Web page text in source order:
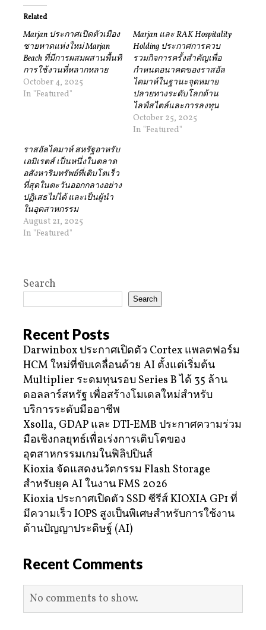
Related
Marjan ประกาศเปิดตัวเมือง
ชายหาดแห่งใหม่ Marjan
Beach ที่มีการผสมผสานพื้นที่
การใช้งานที่หลากหลาย
October 4, 2025
In "Featured"
Marjan และ RAK Hospitality
Holding ประกาศการควบ
รวมกิจการครั้งสำคัญเพื่อ
กำหนดอนาคตของราสอัล
ไคมาห์ในฐานะจุดหมาย
ปลายทางระดับโลกด้าน
ไลฟ์สไตล์และการลงทุน
October 25, 2025
In "Featured"
ราสอัลไคมาห์ สหรัฐอาหรับ
เอมิเรตส์ เป็นหนึ่งในตลาด
อสังหาริมทรัพย์ที่เติบโตเร็ว
ที่สุดในตะวันออกกลางอย่าง
ปฏิเสธไม่ได้ และเป็นผู้นำ
ในอุตสาหกรรม
August 21, 2025
In "Featured"
Search
Search
Recent Posts
Darwinbox ประกาศเปิดตัว Cortex แพลตฟอร์ม
HCM ใหม่ที่ขับเคลื่อนด้วย AI ตั้งแต่เริ่มต้น
Multiplier ระดมทุนรอบ Series B ได้ 35 ล้าน
ดอลลาร์สหรัฐ เพื่อสร้างโมเดลใหม่สำหรับ
บริการระดับมืออาชีพ
Xsolla, GDAP และ DTI-EMB ประกาศความร่วม
มือเชิงกลยุทธ์เพื่อเร่งการเติบโตของ
อุตสาหกรรมเกมในฟิลิปปินส์
Kioxia จัดแสดงนวัตกรรม Flash Storage
สำหรับยุค AI ในงาน FMS 2026
Kioxia ประกาศเปิดตัว SSD ซีรีส์ KIOXIA GP1 ที่
มีความเร็ว IOPS สูงเป็นพิเศษสำหรับการใช้งาน
ด้านปัญญาประดิษฐ์ (AI)
Recent Comments
No comments to show.